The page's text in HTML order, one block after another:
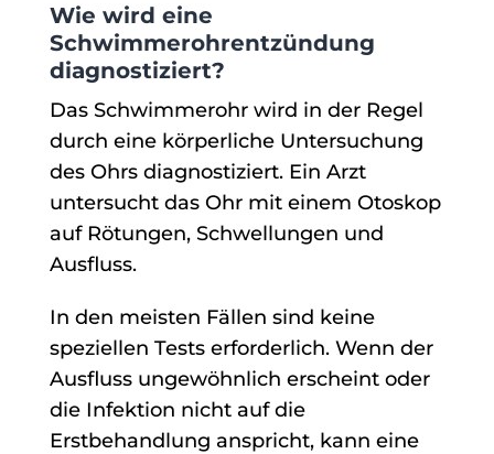
Wie wird eine
Schwimmerohrentzündung
diagnostiziert?
Das Schwimmerohr wird in der Regel
durch eine körperliche Untersuchung
des Ohrs diagnostiziert. Ein Arzt
untersucht das Ohr mit einem Otoskop
auf Rötungen, Schwellungen und
Ausfluss.
In den meisten Fällen sind keine
speziellen Tests erforderlich. Wenn der
Ausfluss ungewöhnlich erscheint oder
die Infektion nicht auf die
Erstbehandlung anspricht, kann eine